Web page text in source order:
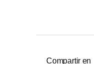
Compartir en